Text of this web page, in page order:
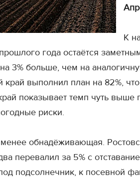
К
года остаётся
3% больше, чем на
выполнил план на 82%,
показывает темп чуть
риски.
обнадёживающая.
перевалил за 5% с
подсолнечник, к посевной